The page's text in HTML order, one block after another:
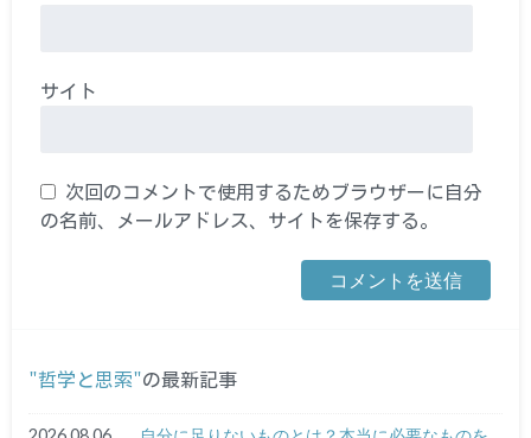
サイト
次回のコメントで使用するためブラウザーに自分
の名前、メールアドレス、サイトを保存する。
哲学と思索 の最新記事